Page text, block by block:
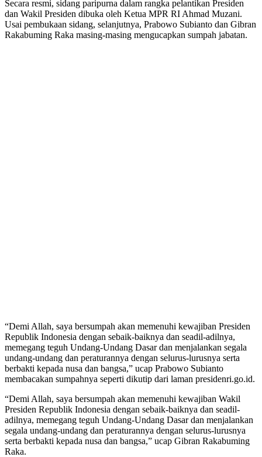
Secara resmi, sidang paripurna dalam rangka pelantikan Presiden
dan Wakil Presiden dibuka oleh Ketua MPR RI Ahmad Muzani.
Usai pembukaan sidang, selanjutnya, Prabowo Subianto dan Gibran
Rakabuming Raka masing-masing mengucapkan sumpah jabatan.
“Demi Allah, saya bersumpah akan memenuhi kewajiban Presiden
Republik Indonesia dengan sebaik-baiknya dan seadil-adilnya,
memegang teguh Undang-Undang Dasar dan menjalankan segala
undang-undang dan peraturannya dengan selurus-lurusnya serta
berbakti kepada nusa dan bangsa,” ucap Prabowo Subianto
membacakan sumpahnya seperti dikutip dari laman presidenri.go.id.
“Demi Allah, saya bersumpah akan memenuhi kewajiban Wakil
Presiden Republik Indonesia dengan sebaik-baiknya dan seadil-
adilnya, memegang teguh Undang-Undang Dasar dan menjalankan
segala undang-undang dan peraturannya dengan selurus-lurusnya
serta berbakti kepada nusa dan bangsa,” ucap Gibran Rakabuming
Raka.